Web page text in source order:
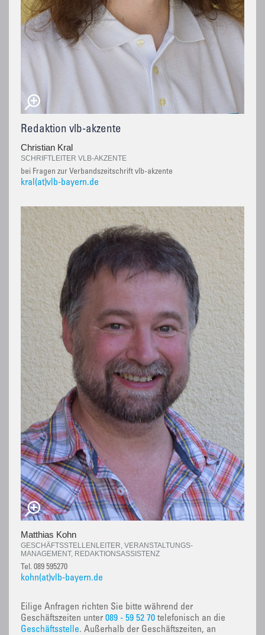
Redaktion vlb-akzente
Christian Kral
SCHRIFTLEITER VLB-AKZENTE
bei Fragen zur Verbandszeitschrift vlb-akzente
kral(at)vlb-bayern.de
Matthias Kohn
GESCHÄFTSSTELLENLEITER, VERANSTALTUNGS-
MANAGEMENT, REDAKTIONSASSISTENZ
Tel. 089 595270
kohn(at)vlb-bayern.de
Eilige Anfragen richten Sie bitte während der
Geschäftszeiten unter 089 - 59 52 70 telefonisch an die
Geschäftsstelle. Außerhalb der Geschäftszeiten, an